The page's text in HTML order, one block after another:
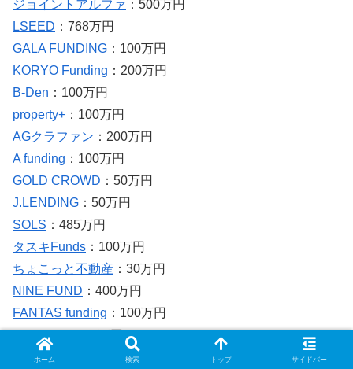
ジョイントアルファ ：500万円
LSEED ：768万円
GALA FUNDING ：100万円
KORYO Funding ：200万円
B-Den ：100万円
property+ ：100万円
AGクラファン ：200万円
A funding ：100万円
GOLD CROWD ：50万円
J.LENDING ：50万円
SOLS ：485万円
タスキFunds ：100万円
ちょこっと不動産 ：30万円
NINE FUND ：400万円
FANTAS funding ：100万円
FunFund
みらファン
：300万円
ホーム 検索 トップ サイドバー